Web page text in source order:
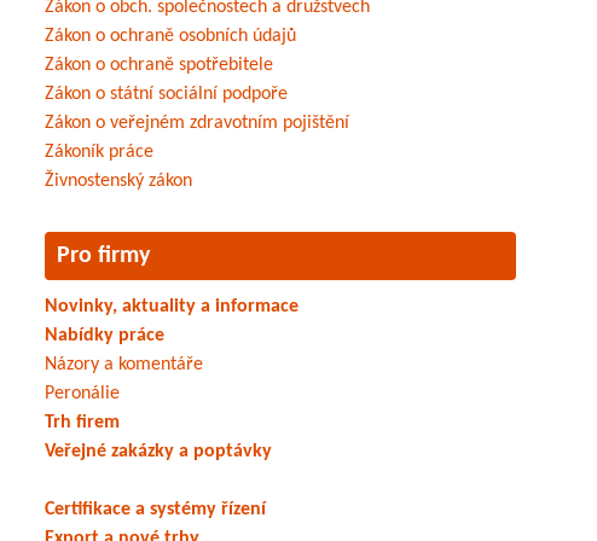
Zákon o obch. společnostech a družstvech
Zákon o ochraně osobních údajů
Zákon o ochraně spotřebitele
Zákon o státní sociální podpoře
Zákon o veřejném zdravotním pojištění
Zákoník práce
Živnostenský zákon
Pro firmy
Novinky, aktuality a informace
Nabídky práce
Názory a komentáře
Peronálie
Trh firem
Veřejné zakázky a poptávky
Certifikace a systémy řízení